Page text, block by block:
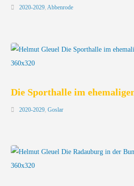
2020-2029,Abbenrode
Die Sporthalle im
2020-2029,Goslar